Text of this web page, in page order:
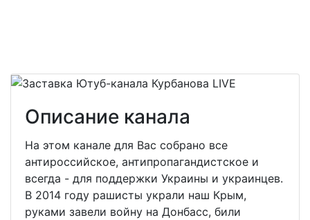
Описание канала
На этом канале для Вас собрано все
антироссийское, антипропагандистское и
всегда - для поддержки Украины и украинцев.
В 2014 году рашисты украли наш Крым,
руками завели войну на Донбасс, били